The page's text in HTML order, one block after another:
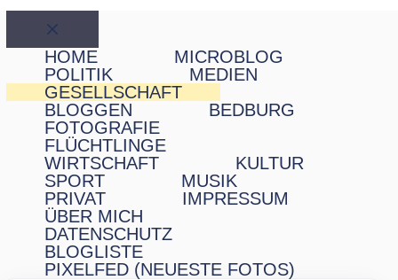
Schließen
HOME
MICROBLOG
POLITIK
MEDIEN
GESELLSCHAFT
BLOGGEN
BEDBURG
FOTOGRAFIE
FLÜCHTLINGE
WIRTSCHAFT
KULTUR
SPORT
MUSIK
PRIVAT
IMPRESSUM
ÜBER MICH
DATENSCHUTZ
BLOGLISTE
PIXELFED (NEUESTE FOTOS)